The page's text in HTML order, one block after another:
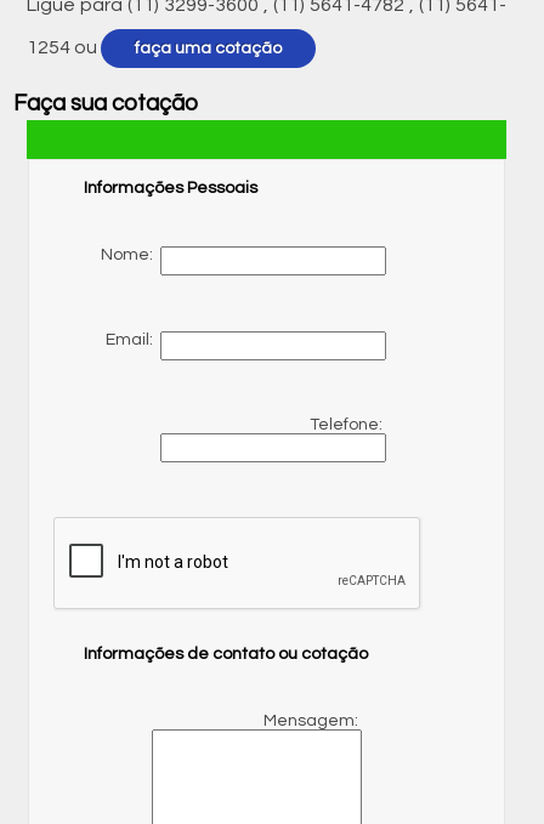
Ligue para (11) 3299-3600 ,(11) 5641-4782 ,(11) 5641-
1254 ou faça uma cotação
Faça sua cotação
Informações Pessoais
Nome:
Email:
Telefone:
Informações de contato ou cotação
Mensagem: